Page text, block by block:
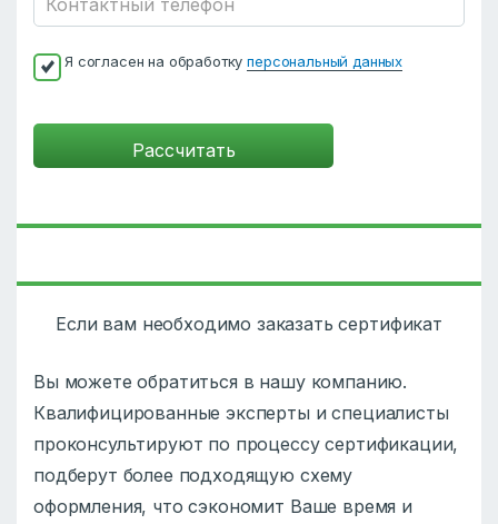
Я согласен на обработкуперсональный данных
Если вам необходимо заказать сертификат
Вы можете обратиться в нашу компанию.
Квалифицированные эксперты и специалисты
проконсультируют по процессу сертификации,
подберут более подходящую схему
оформления, что сэкономит Ваше время и